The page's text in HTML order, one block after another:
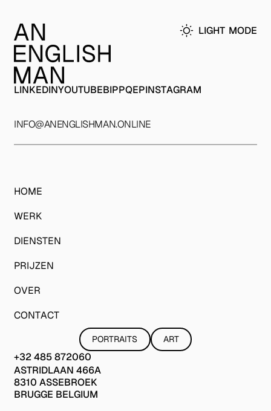
LIGHT MODE
Social Media Links
linkedin
LINKEDINyoutube
YOUTUBEbipp
BIPPqep
QEPinstagram
INSTAGRAM
INFO@ANENGLISHMAN.ONLINE
+32 485 872060
+32 485 872060
Astridlaan 466A
8310 Assebroek
Brugge Belgium
ASTRIDLAAN 466A
8310 ASSEBROEK
BRUGGE BELGIUM
HOME
WERK
DIENSTEN
PRIJZEN
OVER
CONTACT
PORTRAITS
PORTRAITS
ART
ART